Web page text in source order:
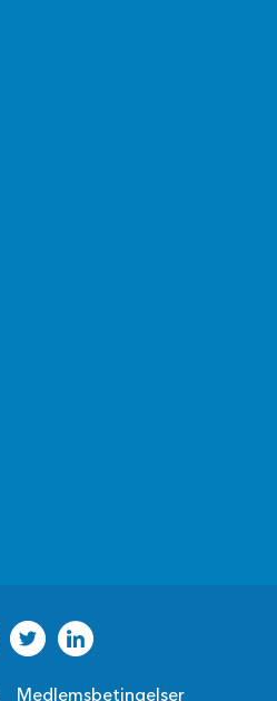
Medlemsbetingelser